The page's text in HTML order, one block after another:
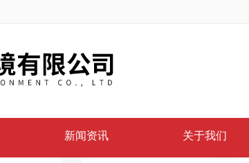
新闻资讯 关于我们